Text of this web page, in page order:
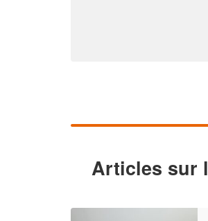
Articles sur